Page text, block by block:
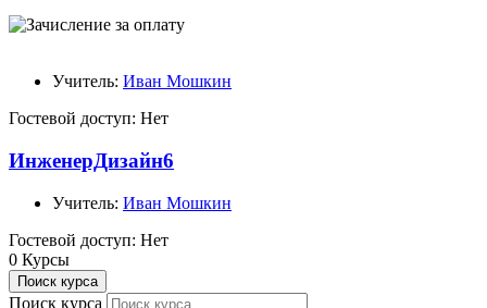
Учитель: Иван Мошкин
Гостевой доступ: Нет
ИнженерДизайн6
Учитель: Иван Мошкин
Гостевой доступ: Нет
0 Курсы
Поиск курса
Поиск курса